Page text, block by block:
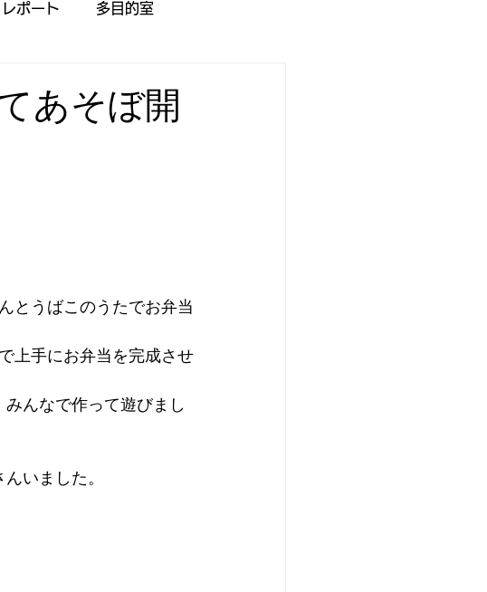
レポート 多目的室
あそぼ開
とうばこのうたでお弁当
上手にお弁当を完成させ
んなで作って遊びまし
いました。